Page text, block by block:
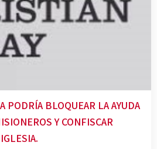
PODRÍA BLOQUEAR LA AYUDA
Y CONFISCAR